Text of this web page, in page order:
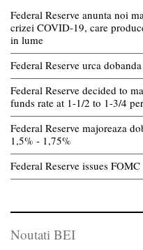
Federal Reserve anunta noi
crizei COVID-19, care
in lume
Federal Reserve urca
Federal Reserve decided to
funds rate at 1-1/2 to 1-3/4
Federal Reserve majoreaza
1,5% - 1,75%
Federal Reserve issues
Noutati BEI